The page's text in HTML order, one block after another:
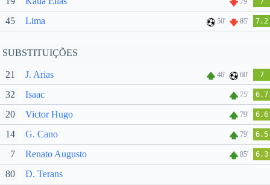
45 Lima 50' 85' 7.2
SUBSTITUIÇÕES
21 J. Arias 46' 60' 7
32 Isaac 75' 6.7
20 Victor Hugo 79' 6.6
14 G. Cano 79' 6.5
7 Renato Augusto 85' 6.3
80
D. Terans